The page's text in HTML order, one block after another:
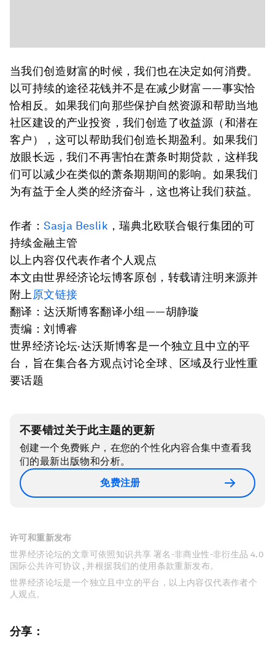
当我们创造财富的时候，我们也在决定如何消费。
以可持续的途径花钱并不是在减少财富——事实恰
恰相反。如果我们向那些保护自然资源和帮助当地
社区建设的产业投资，我们创造了收益源（和潜在
客户），这可以帮助我们创造长期盈利。如果我们
放眼长远，我们不再害怕在萧条时期贷款，这样我
们可以减少在类似的萧条期期间的影响。如果我们
为有益于全人类的经济奋斗，这也将让我们获益。
作者：Sasja Beslik ，瑞典北欧联合银行集团的可
持续金融主管
以上内容仅代表作者个人观点
本文由世界经济论坛博客原创，转载请注明来源并
附上 原文链接
翻译：达沃斯博客翻译小组——胡静璇
责编：刘博睿
世界经济论坛·达沃斯博客是一个独立且中立的平
台，旨在集合各方观点讨论全球、区域及行业性重
要话题
不要错过关于此主题的更新
创建一个免费账户，在您的个性化内容合集中查看我
们的最新出版物和分析。
免费注册
许可和重新发布
世界经济论坛的文章可依照知识共享 署名-非商业性-非衍生品 4.0
国际公共许可协议 , 并根据我们的使用条款重新发布。
世界经济论坛是一个独立且中立的平台，以上内容仅代表作者个
人观点。
分享：